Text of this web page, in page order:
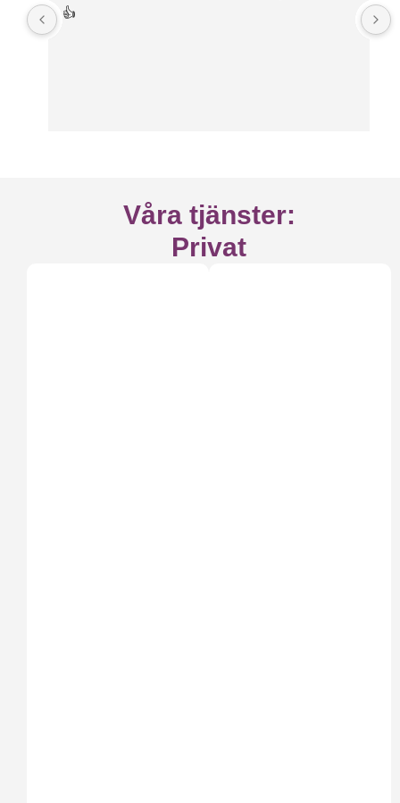
👍
Våra tjänster:
Privat